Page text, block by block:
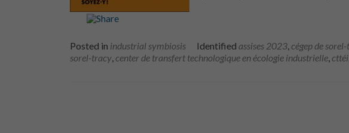
Posted in industrial symbiosis Identified assises 2023,cégep de
sorel-tracy,center de transfert technologique en écologie industrielle,cttéi